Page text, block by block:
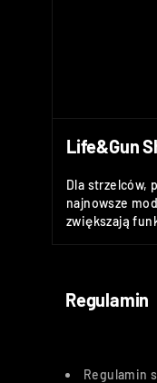
Life&Gun
Dla strzelców,
najnowsze
zwiększają
Regulamin
Regulamin